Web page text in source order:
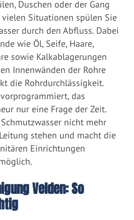
Duschen oder der Gang
Situationen spülen Sie
durch den Abfluss. Dabei
wie Öl, Seife, Haare,
sowie Kalkablagerungen
Innenwänden der Rohre
die Rohrdurchlässigkeit.
das
nur eine Frage der Zeit.
nicht mehr
stehen und macht die
Einrichtungen
Velden: So